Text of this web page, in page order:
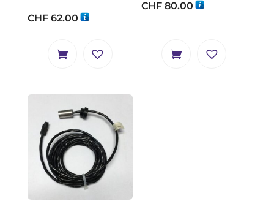
CHF62.00
CHF 80.00